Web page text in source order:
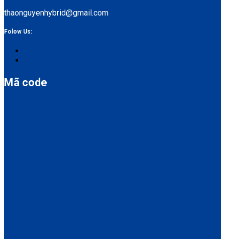
thaonguyenhybrid@gmail.com
Folow Us:
Mã code